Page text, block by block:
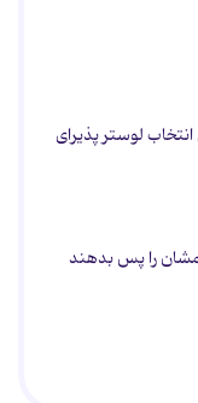
لوستر پذیرای